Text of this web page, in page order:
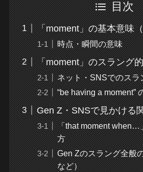
目次
「moment」の基本意味
時点・瞬間の意味
「moment」のスラング
ネット・SNSでのスラ
“be having a moment”
Gen Z・SNSで見かける
「that moment when…
方
Gen Zのスラング全般
など）